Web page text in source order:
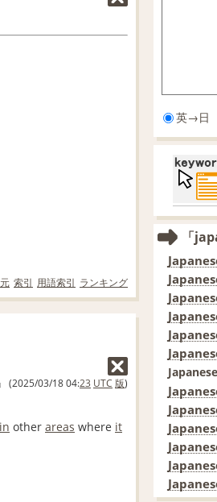
索引 用語索引 ランキング
』 (2025/03/18 04:23 UTC 版)
in other areas where it
英→日
「